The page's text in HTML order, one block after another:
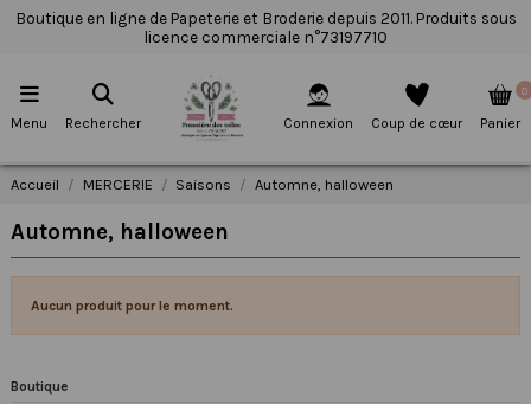
Boutique en ligne de Papeterie et Broderie depuis 2011. Produits sous
licence commerciale n°73197710
Menu Rechercher Connexion Coup de cœur
0
Panier
Accueil MERCERIE Saisons Automne, halloween
Automne, halloween
Aucun produit pour le moment.
Boutique